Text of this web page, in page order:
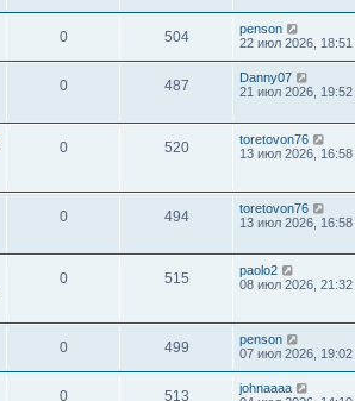
0 504
penson
22 июл 2026, 18:51
0 487
Danny07
21 июл 2026, 19:52
0 520
toretovon76
13 июл 2026, 16:58
0 494
toretovon76
13 июл 2026, 16:58
0 515
paolo2
08 июл 2026, 21:32
0 499
penson
07 июл 2026, 19:02
0 513
johnaaaa